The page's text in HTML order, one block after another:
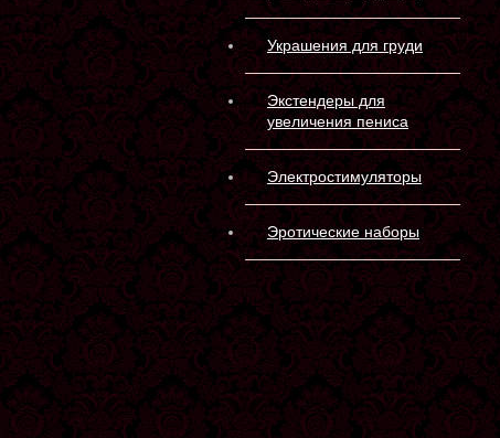
Украшения для груди
Экстендеры для
увеличения пениса
Электростимуляторы
Эротические наборы